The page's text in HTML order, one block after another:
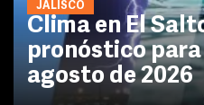
JALISCO
Clima en El
pronóstico
agosto de 2026